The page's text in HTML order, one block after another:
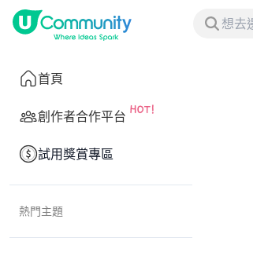
首頁
創作者合作平台
試用獎賞專區
熱門主題